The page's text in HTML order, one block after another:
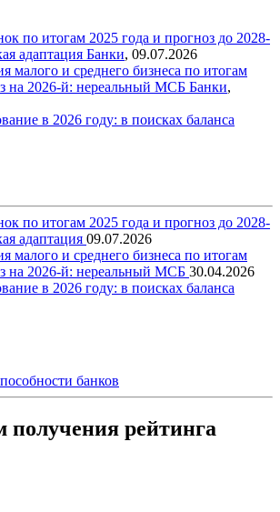
по итогам 2025 года и прогноз до 2028-
адаптация Банки, 09.07.2026
малого и среднего бизнеса по итогам
на 2026-й: нереальный МСБ Банки,
в 2026 году: в поисках баланса
по итогам 2025 года и прогноз до 2028-
адаптация 09.07.2026
малого и среднего бизнеса по итогам
на 2026-й: нереальный МСБ 30.04.2026
в 2026 году: в поисках баланса
банков
получения рейтинга